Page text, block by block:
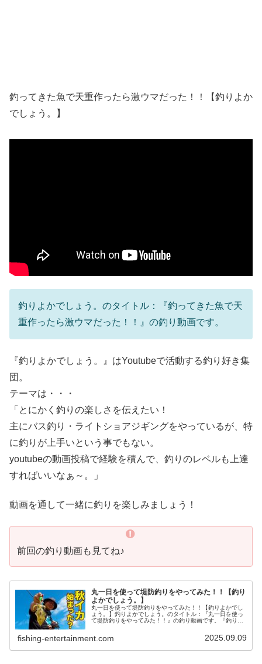
釣ってきた魚で天重作ったら激ウマだった！！【釣りよか
でしょう。】
釣りよかでしょう。のタイトル：『釣ってきた魚で天
重作ったら激ウマだった！！』の釣り動画です。
『釣りよかでしょう。』はYoutubeで活動する釣り好き集
団。
テーマは・・・
「とにかく釣りの楽しさを伝えたい！
主にバス釣り・ライトショアジギングをやっているが、特
に釣りが上手いという事でもない。
youtubeの動画投稿で経験を積んで、釣りのレベルも上達
すればいいなぁ～。」
動画を通して一緒に釣りを楽しみましょう！
前回の釣り動画も見てね♪
丸一日を使って堤防釣りをやってみた！！【釣り
よかでしょう。】
丸一日を使って堤防釣りをやってみた！！【釣りよかでし
ょう。】釣りよかでしょう。のタイトル：『丸一日を使っ
て堤防釣りをやってみた！！』の釣り動画です。『釣りよ
fishing-entertainment.com 2025.09.09